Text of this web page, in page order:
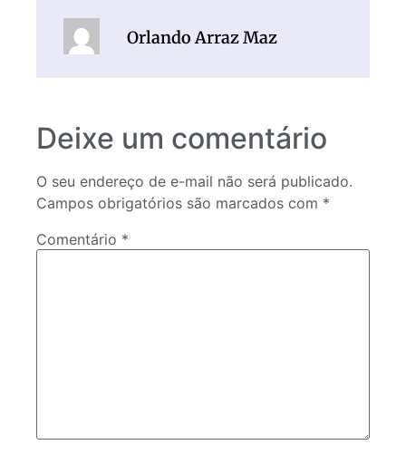
Orlando Arraz Maz
Deixe um comentário
O seu endereço de e-mail não será publicado.
Campos obrigatórios são marcados com *
Comentário *